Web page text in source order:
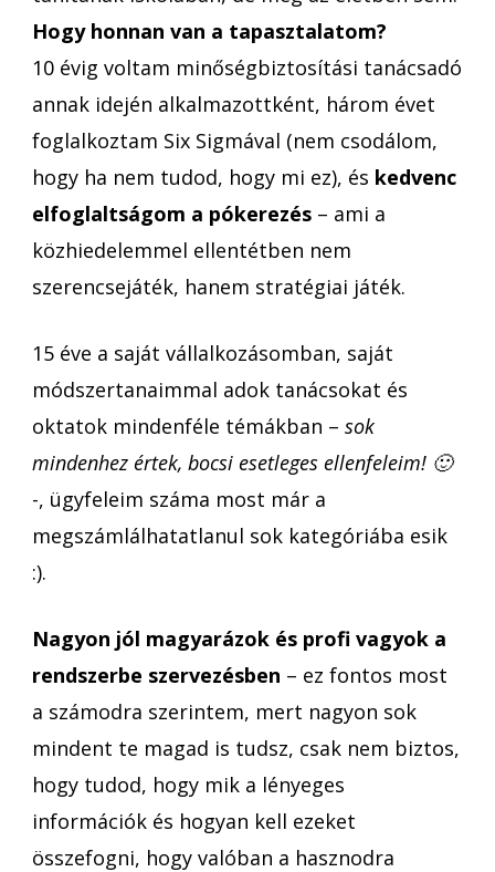
Hogy honnan van a tapasztalatom?
10 évig voltam minőségbiztosítási tanácsadó
annak idején alkalmazottként, három évet
foglalkoztam Six Sigmával (nem csodálom,
hogy ha nem tudod, hogy mi ez), és kedvenc
elfoglaltságom a pókerezés – ami a
közhiedelemmel ellentétben nem
szerencsejáték, hanem stratégiai játék.
15 éve a saját vállalkozásomban, saját
módszertanaimmal adok tanácsokat és
oktatok mindenféle témákban – sok
mindenhez értek, bocsi esetleges ellenfeleim! 🙂
-, ügyfeleim száma most már a
megszámlálhatatlanul sok kategóriába esik
:).
Nagyon jól magyarázok és profi vagyok a
rendszerbe szervezésben – ez fontos most
a számodra szerintem, mert nagyon sok
mindent te magad is tudsz, csak nem biztos,
hogy tudod, hogy mik a lényeges
információk és hogyan kell ezeket
összefogni, hogy valóban a hasznodra